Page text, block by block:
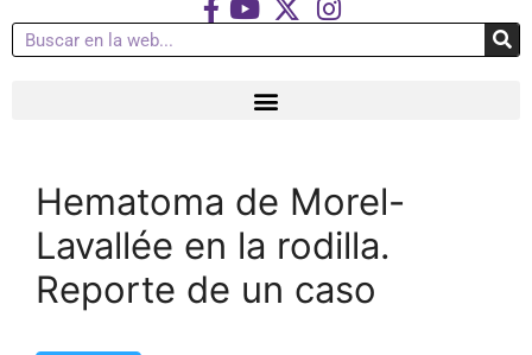
Hematoma de Morel-
Lavallée en la rodilla.
Reporte de un caso